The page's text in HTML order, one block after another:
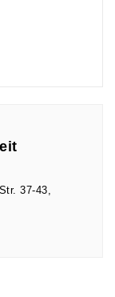
37-43